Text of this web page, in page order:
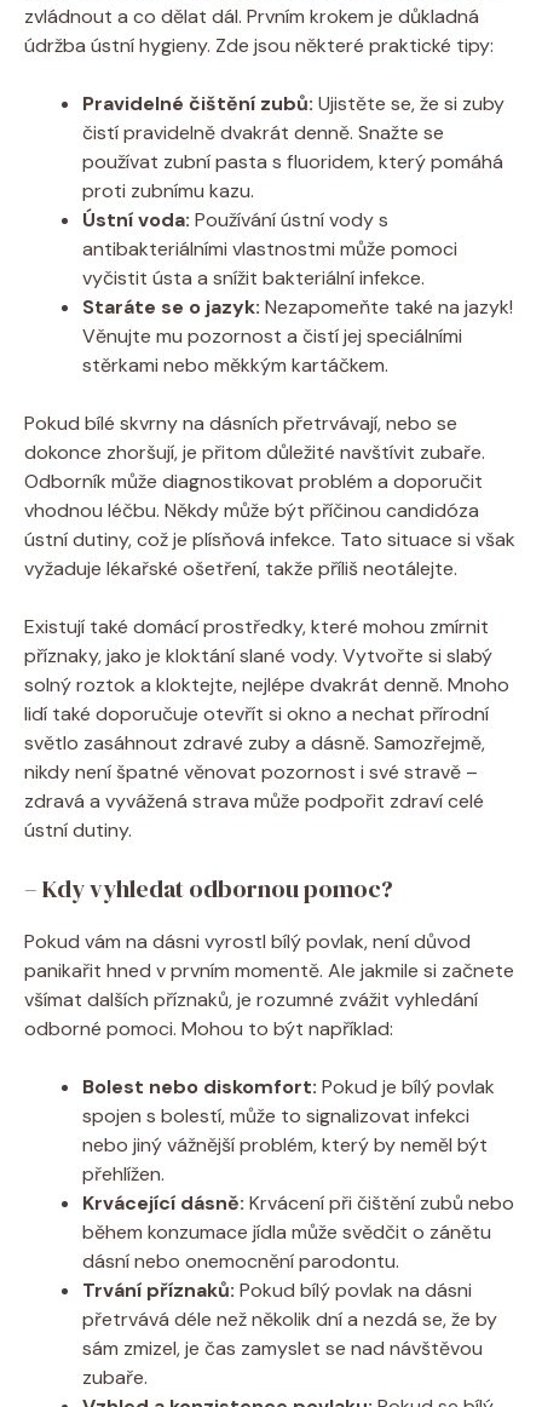
zvládnout a co dělat dál. Prvním krokem je důkladná
údržba ústní hygieny. Zde jsou některé praktické tipy:
Pravidelné čištění zubů: Ujistěte se, že si zuby
čistí pravidelně dvakrát denně. Snažte se
používat zubní pasta s fluoridem, který pomáhá
proti zubnímu kazu.
Ústní voda: Používání ústní vody s
antibakteriálními vlastnostmi může pomoci
vyčistit ústa a snížit bakteriální infekce.
Staráte se o jazyk: Nezapomeňte také na jazyk!
Věnujte mu pozornost a čistí jej speciálními
stěrkami nebo měkkým kartáčkem.
Pokud bílé skvrny na dásních přetrvávají, nebo se
dokonce zhoršují, je přitom důležité navštívit zubaře.
Odborník může diagnostikovat problém a doporučit
vhodnou léčbu. Někdy může být příčinou candidóza
ústní dutiny, což je plísňová infekce. Tato situace si však
vyžaduje lékařské ošetření, takže příliš neotálejte.
Existují také domácí prostředky, které mohou zmírnit
příznaky, jako je kloktání slané vody. Vytvořte si slabý
solný roztok a kloktejte, nejlépe dvakrát denně. Mnoho
lidí také doporučuje otevřít si okno a nechat přírodní
světlo zasáhnout zdravé zuby a dásně. Samozřejmě,
nikdy není špatné věnovat pozornost i své stravě –
zdravá a vyvážená strava může podpořit zdraví celé
ústní dutiny.
– Kdy vyhledat odbornou pomoc?
Pokud vám na dásni vyrostl bílý povlak, není důvod
panikařit hned v prvním momentě. Ale jakmile si začnete
všímat dalších příznaků, je rozumné zvážit vyhledání
odborné pomoci. Mohou to být například:
Bolest nebo diskomfort: Pokud je bílý povlak
spojen s bolestí, může to signalizovat infekci
nebo jiný vážnější problém, který by neměl být
přehlížen.
Krvácející dásně: Krvácení při čištění zubů nebo
během konzumace jídla může svědčit o zánětu
dásní nebo onemocnění parodontu.
Trvání příznaků: Pokud bílý povlak na dásni
přetrvává déle než několik dní a nezdá se, že by
sám zmizel, je čas zamyslet se nad návštěvou
zubaře.